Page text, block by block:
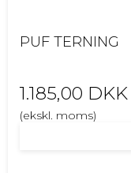
PUF TERNING
1.185,00 DKK
(ekskl. moms)